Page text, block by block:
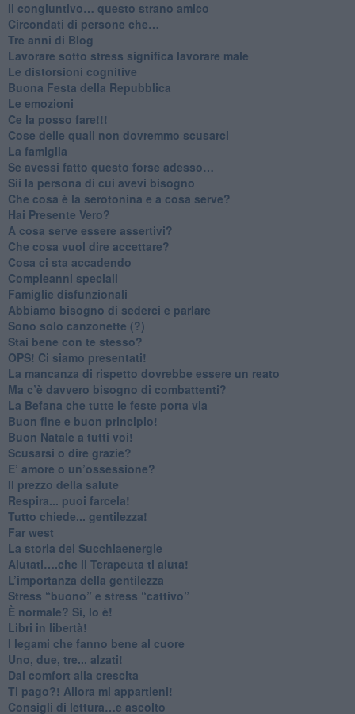
​Il congiuntivo… questo strano amico
​Circondati di persone che…
​Tre anni di Blog
​Lavorare sotto stress significa lavorare male
​Le distorsioni cognitive
​Buona Festa della Repubblica
Le emozioni
​Ce la posso fare!!!
​Cose delle quali non dovremmo scusarci
​La famiglia
​Se avessi fatto questo forse adesso…
​Sii la persona di cui avevi bisogno
Che cosa è la serotonina e a cosa serve?
​Hai Presente Vero?
A cosa serve essere assertivi?
​Che cosa vuol dire accettare?
​Cosa ci sta accadendo
​Compleanni speciali
​Famiglie disfunzionali
​Abbiamo bisogno di sederci e parlare
Sono solo canzonette (?)
​Stai bene con te stesso?
​OPS! Ci siamo presentati!
​La mancanza di rispetto dovrebbe essere un reato
​Ma c’è davvero bisogno di combattenti?
​La Befana che tutte le feste porta via
Buon fine e buon principio!
​Buon Natale a tutti voi!
​Scusarsi o dire grazie?
​E’ amore o un’ossessione?
​Il prezzo della salute
​Respira... puoi farcela!
​Tutto chiede... gentilezza!
​Far west
​La storia dei Succhiaenergie
​Aiutati….che il Terapeuta ti aiuta!
​L’importanza della gentilezza
​Stress “buono” e stress “cattivo”
​È normale? Sì, lo è!
​Libri in libertà!
​I legami che fanno bene al cuore
Uno, due, tre... alzati!​
​Dal comfort alla crescita
​Ti pago?! Allora mi appartieni!​
​Consigli di lettura…e ascolto